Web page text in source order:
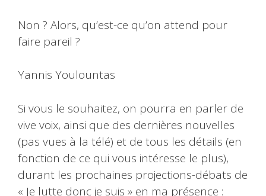
Non ? Alors, qu’est-ce qu’on attend pour
faire pareil ?
Yannis Youlountas
Si vous le souhaitez, on pourra en parler de
vive voix, ainsi que des dernières nouvelles
(pas vues à la télé) et de tous les détails (en
fonction de ce qui vous intéresse le plus),
durant les prochaines projections-débats de
« Je lutte donc je suis » en ma présence :